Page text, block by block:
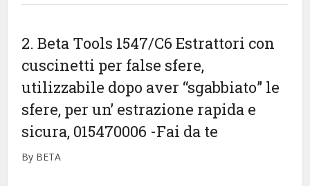
2. Beta Tools 1547/C6 Estrattori con
cuscinetti per false sfere,
utilizzabile dopo aver “sgabbiato” le
sfere, per un’ estrazione rapida e
sicura, 015470006 -Fai da te
By BETA